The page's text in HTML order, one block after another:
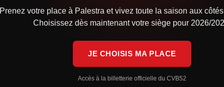
Une résistance courageuse, mais
Montpellier trop solide, reste
Prenez votre place à Palestra et vivez toute la saison aux
Choisissez dès maintenant votre siège pour 2026/
JE CHOISIS MA PLACE
Accès à la billetterie officielle du CVB52